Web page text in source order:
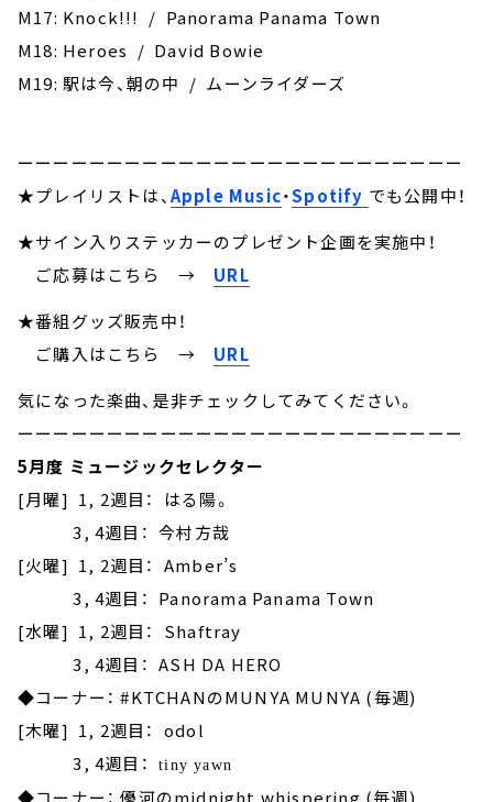
M17: ‎Knock!!! / Panorama Panama Town
M18: Heroes / David Bowie
M19: 駅は今、朝の中 / ムーンライダーズ
ーーーーーーーーーーーーーーーーーーーーーーーーー
★プレイリストは、Apple Music・Spotify でも公開中！
★サイン入りステッカーのプレゼント企画を実施中！
ご応募はこちら →
URL
★番組グッズ販売中！
ご購入はこちら → URL
気になった楽曲、是非チェックしてみてください。
ーーーーーーーーーーーーーーーーーーーーーーーーー
5月度 ミュージックセレクター
[月曜] 1, 2週目： はる陽。
3, 4週目： 今村方哉
[火曜] 1, 2週目： Amber’s
3, 4週目： Panorama Panama Town
[水曜] 1, 2週目： Shaftray
3, 4週目： ASH DA HERO
◆コーナー： #KTCHANのMUNYA MUNYA (毎週)
[木曜] 1, 2週目： odol
3, 4週目：tiny yawn
◆コーナー： 優河のmidnight whispering (毎週)